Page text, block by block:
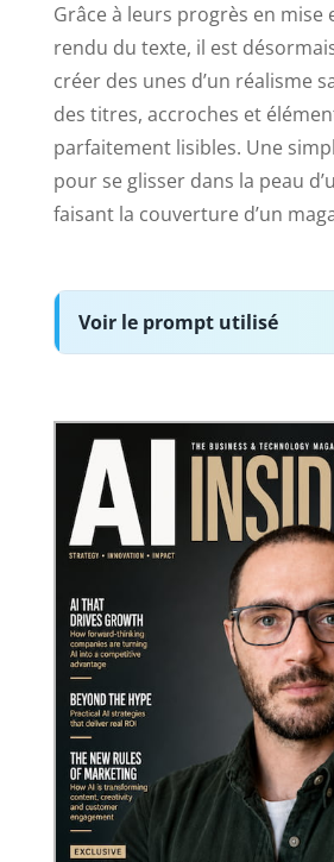
Grâce à leurs progrès en mise
rendu du texte, il est
créer des unes d’un réalisme
des titres, accroches et
parfaitement lisibles. Une
pour se glisser dans la peau
faisant la couverture d’un
Voir le prompt utilisé